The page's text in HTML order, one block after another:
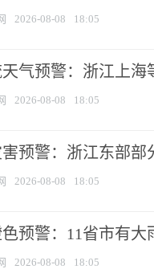
2026-08-08 18:05
气预警：浙江上海
2026-08-08 18:05
预警：浙江东部
2026-08-08 18:05
预警：11省市有
2026-08-08 18:05